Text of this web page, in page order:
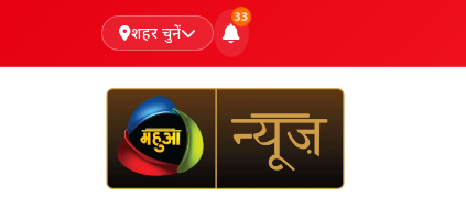
शहर चुनें
33